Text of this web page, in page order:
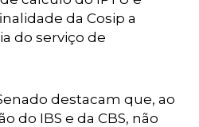
da Cosip a
do serviço de
destacam que, ao
do IBS e da CBS, não